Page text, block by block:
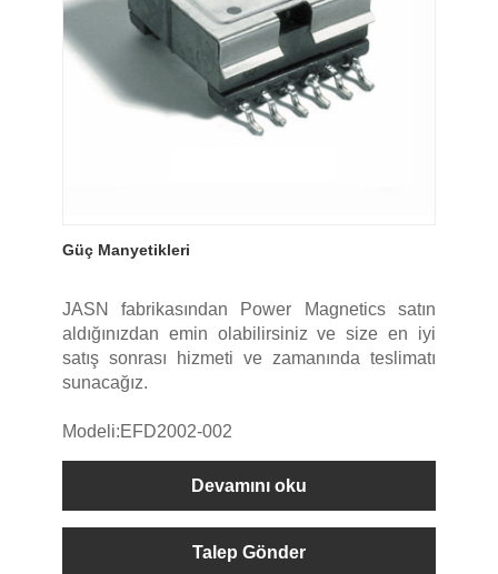
Güç Manyetikleri
JASN fabrikasından Power Magnetics satın
aldığınızdan emin olabilirsiniz ve size en iyi
satış sonrası hizmeti ve zamanında teslimatı
sunacağız.
Modeli:EFD2002-002
Devamını oku
Talep Gönder